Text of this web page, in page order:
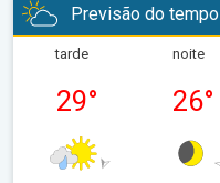
Previsão do tempo
tarde
29°
noite
26°